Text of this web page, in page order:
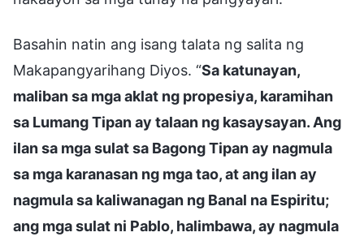
Basahin natin ang isang talata ng salita ng
Makapangyarihang Diyos. “Sa katunayan,
maliban sa mga aklat ng propesiya, karamihan
sa Lumang Tipan ay talaan ng kasaysayan. Ang
ilan sa mga sulat sa Bagong Tipan ay nagmula
sa mga karanasan ng mga tao, at ang ilan ay
nagmula sa kaliwanagan ng Banal na Espiritu;
ang mga sulat ni Pablo, halimbawa, ay nagmula